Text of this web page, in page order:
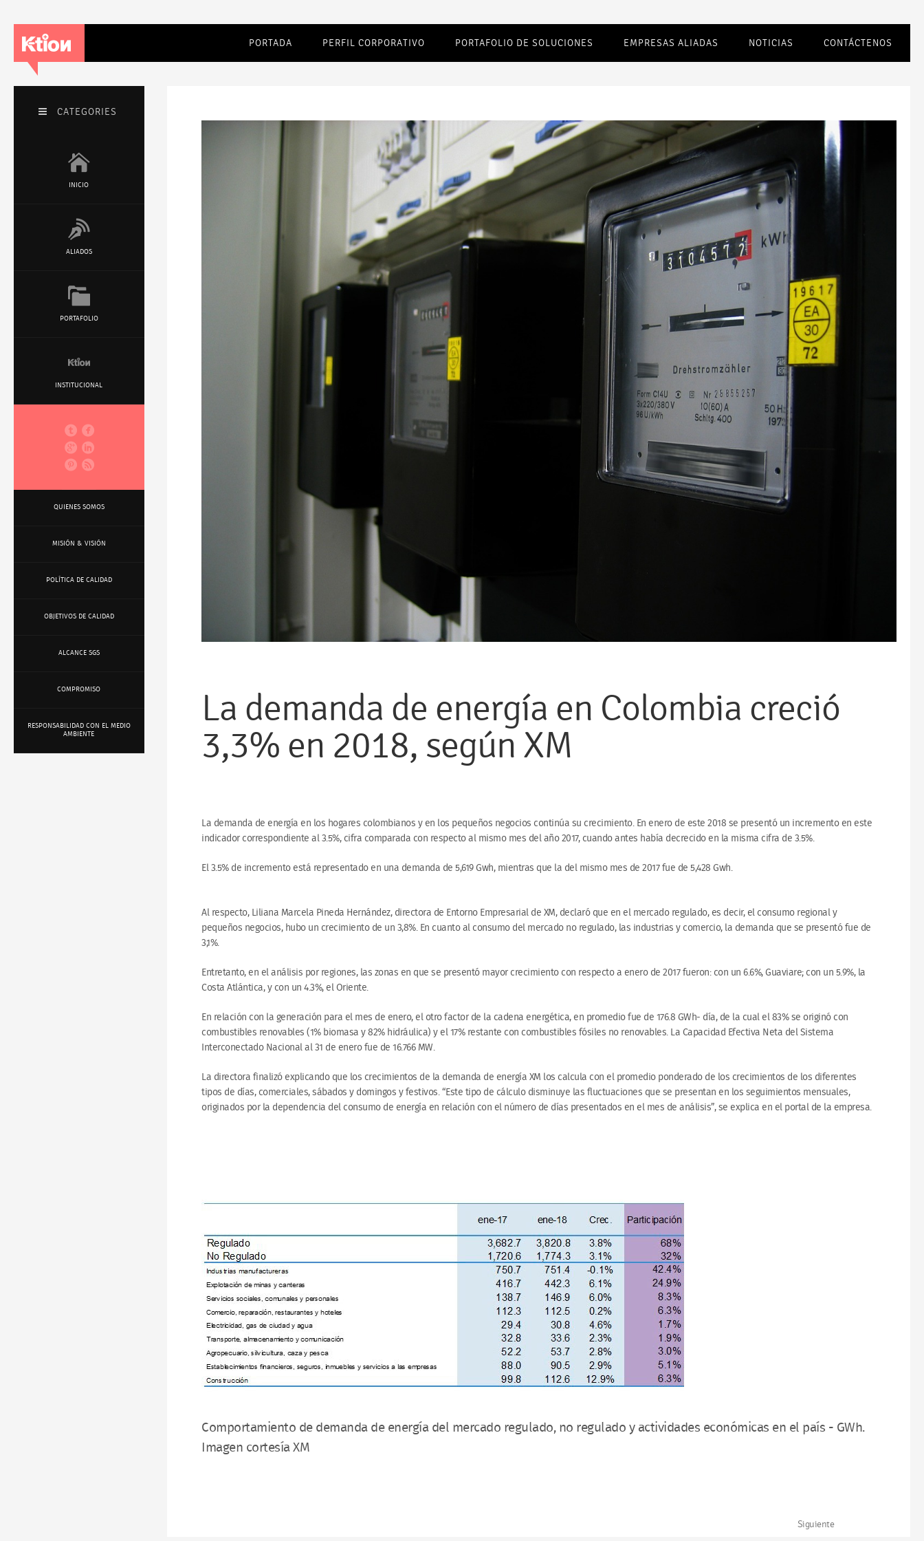
PORTADA PERFIL CORPORATIVO PORTAFOLIO DE SOLUCIONES EMPRESAS ALIADAS NOTICIAS CONTÁCTENOS
CATEGORIES
INICIO
ALIADOS
PORTAFOLIO
INSTITUCIONAL
 
 
 
QUIENES SOMOS
MISIÓN & VISIÓN
POLÍTICA DE CALIDAD
OBJETIVOS DE CALIDAD
ALCANCE SGS
COMPROMISO
RESPONSABILIDAD CON EL MEDIO
AMBIENTE
La demanda de energía en Colombia creció
3,3% en 2018, según XM
La demanda de energía en los hogares colombianos y en los pequeños negocios continúa su crecimiento. En enero de este 2018 se presentó un incremento en este
indicador correspondiente al 3.5%, cifra comparada con respecto al mismo mes del año 2017, cuando antes había decrecido en la misma cifra de 3.5%.
El 3.5% de incremento está representado en una demanda de 5,619 Gwh, mientras que la del mismo mes de 2017 fue de 5,428 Gwh.
Al respecto, Liliana Marcela Pineda Hernández, directora de Entorno Empresarial de XM, declaró que en el mercado regulado, es decir, el consumo regional y
pequeños negocios, hubo un crecimiento de un 3,8%. En cuanto al consumo del mercado no regulado, las industrias y comercio, la demanda que se presentó fue de
3,1%.
Entretanto, en el análisis por regiones, las zonas en que se presentó mayor crecimiento con respecto a enero de 2017 fueron: con un 6.6%, Guaviare; con un 5.9%, la
Costa Atlántica, y con un 4.3%, el Oriente.
En relación con la generación para el mes de enero, el otro factor de la cadena energética, en promedio fue de 176.8 GWh- día, de la cual el 83% se originó con
combustibles renovables (1% biomasa y 82% hidráulica) y el 17% restante con combustibles fósiles no renovables. La Capacidad Efectiva Neta del Sistema
Interconectado Nacional al 31 de enero fue de 16.766 MW.
La directora finalizó explicando que los crecimientos de la demanda de energía XM los calcula con el promedio ponderado de los crecimientos de los diferentes
tipos de días, comerciales, sábados y domingos y festivos. “Este tipo de cálculo disminuye las fluctuaciones que se presentan en los seguimientos mensuales,
originados por la dependencia del consumo de energía en relación con el número de días presentados en el mes de análisis”, se explica en el portal de la empresa.
Comportamiento de demanda de energía del mercado regulado, no regulado y actividades económicas en el país - GWh.
Imagen cortesía XM
Siguiente